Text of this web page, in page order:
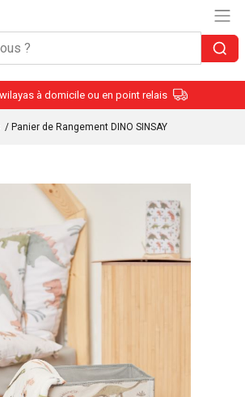
à domicile ou en point relais
/ Panier de Rangement DINO SINSAY